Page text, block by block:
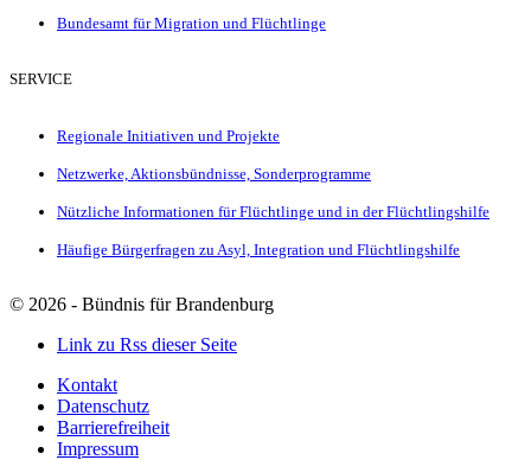
Bundesamt für Migration und Flüchtlinge
SERVICE
Regionale Initiativen und Projekte
Netzwerke, Aktionsbündnisse, Sonderprogramme
Nützliche Informationen für Flüchtlinge und in der Flüchtlingshilfe
Häufige Bürgerfragen zu Asyl, Integration und Flüchtlingshilfe
© 2026 - Bündnis für Brandenburg
Link zu Rss dieser Seite
Kontakt
Datenschutz
Barrierefreiheit
Impressum